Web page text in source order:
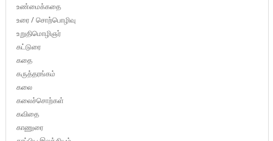
உண்மைக்கதை
உரை / சொற்பொழிவு
உறுதிமொழிஞர்
கட்டுரை
கதை
கருத்தரங்கம்
கலை
கலைச்சொற்கள்
கவிதை
காணுரை